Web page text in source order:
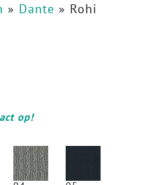
» Dante » Rohi
op!